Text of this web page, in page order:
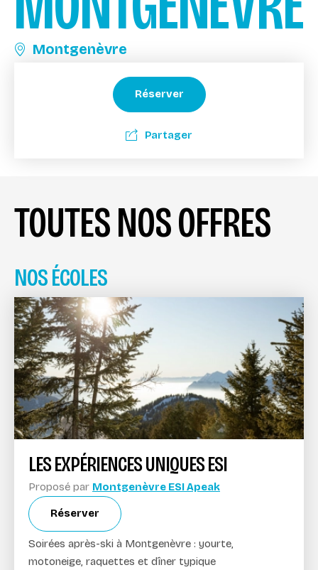
Montgenèvre
Réserver
Partager
TOUTES NOS OFFRES
NOS ÉCOLES
LES EXPÉRIENCES UNIQUES ESI
Proposé par Montgenèvre ESI Apeak
Réserver
Soirées après-ski à Montgenèvre : yourte,
motoneige, raquettes et dîner typique